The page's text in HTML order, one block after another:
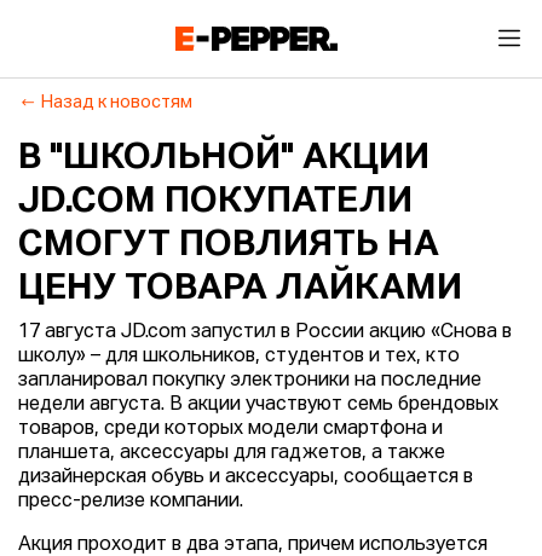
Назад к новостям
В "ШКОЛЬНОЙ" АКЦИИ
JD.COM ПОКУПАТЕЛИ
СМОГУТ ПОВЛИЯТЬ НА
ЦЕНУ ТОВАРА ЛАЙКАМИ
17 августа JD.com запустил в России акцию «Снова в
школу» – для школьников, студентов и тех, кто
запланировал покупку электроники на последние
недели августа. В акции участвуют семь брендовых
товаров, среди которых модели смартфона и
планшета, аксессуары для гаджетов, а также
дизайнерская обувь и аксессуары, сообщается в
пресс-релизе компании.
Акция проходит в два этапа, причем используется